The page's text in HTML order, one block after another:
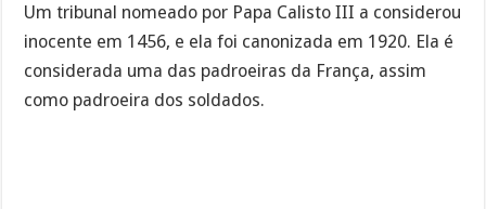
Um tribunal nomeado por Papa Calisto III a considerou
inocente em 1456, e ela foi canonizada em 1920. Ela é
considerada uma das padroeiras da França, assim
como padroeira dos soldados.